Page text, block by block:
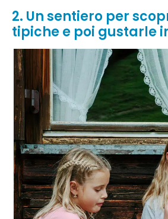
2. Un sentiero per
tipiche e poi gustarle